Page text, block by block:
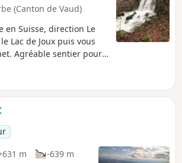
(Canton de Vaud)
en Suisse, direction Le
Lac de Joux puis vous
Agréable sentier pour
des bisons ainsi
ours (visite possible
un aller/retour au
vue sur Vallorbe.
par un sentier classé
temps de pluie. Vous
des Époisats puis l'Orbe.
m -639 m